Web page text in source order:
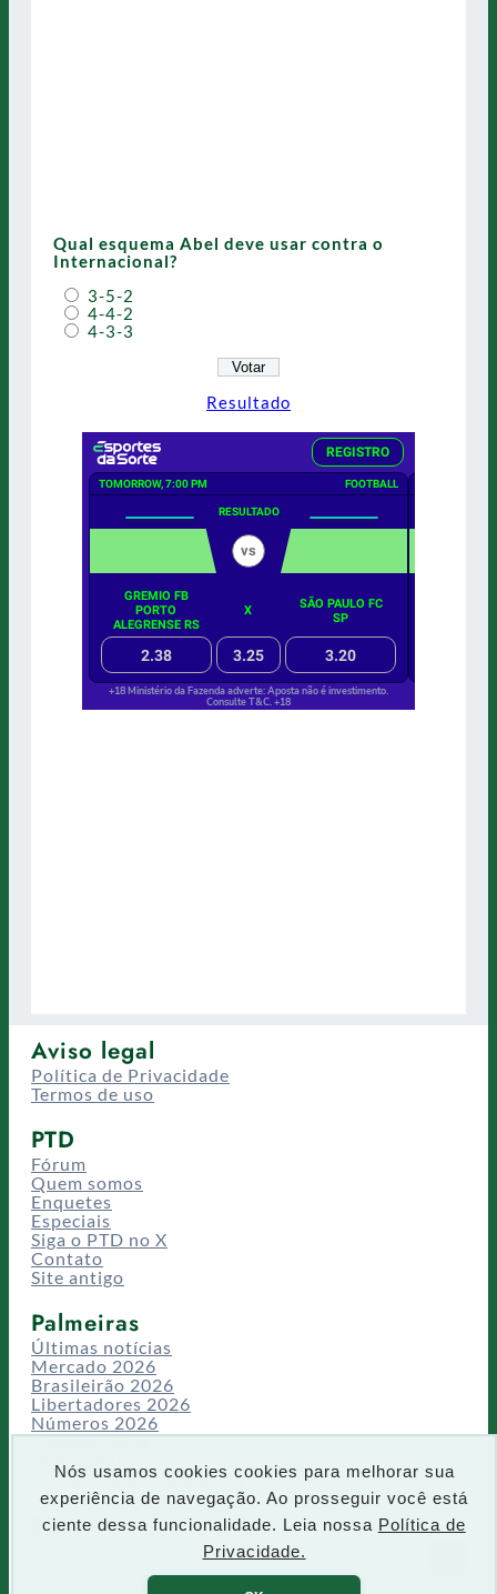
Nós usamos cookies cookies para melhorar sua
experiência de navegação. Ao prosseguir você está
ciente dessa funcionalidade. Leia nossa Política de
Privacidade.
Qual esquema Abel deve usar contra o
Internacional?
3-5-2
4-4-2
4-3-3
Resultado
Aviso legal
Política de Privacidade
Termos de uso
PTD
Fórum
Quem somos
Enquetes
Especiais
Siga o PTD no X
Contato
Site antigo
Palmeiras
Últimas notícias
Mercado 2026
Brasileirão 2026
Libertadores 2026
Números 2026
Campeonatos
Temporadas
CT/Centro de Excelência
Busca
P
e